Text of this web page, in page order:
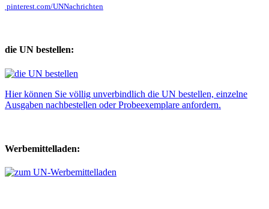
pinterest.com/UNNachrichten
die UN bestellen:
Hier können Sie völlig unverbindlich die UN bestellen, einzelne
Ausgaben nachbestellen oder Probeexemplare anfordern.
Werbemittelladen: